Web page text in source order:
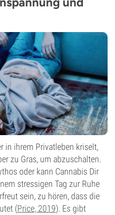
in ihrem Privatleben kriselt,
zu Gras, um abzuschalten.
oder kann Cannabis Dir
stressigen Tag zur Ruhe
sein, zu hören, dass die
(Price, 2019). Es gibt